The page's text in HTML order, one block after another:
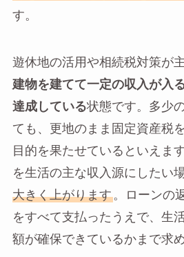
す。
遊休地の活用や相続税対策が
建物を建てて一定の収入が入
達成している状態です。多少
ても、更地のまま固定資産税
目的を果たせているといえま
を生活の主な収入源にしたい場
大きく上がります。ローンの
をすべて支払ったうえで、生
額が確保できているかまで求